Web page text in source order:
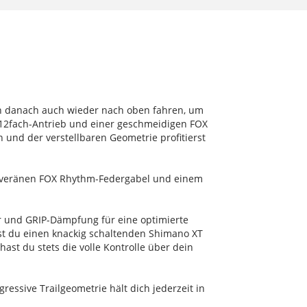
auch wieder nach oben fahren, um
Antrieb und einer geschmeidigen FOX
und der verstellbaren Geometrie profitierst
FOX Rhythm-Federgabel und einem
und GRIP-Dämpfung für eine optimierte
du einen knackig schaltenden Shimano XT
du stets die volle Kontrolle über dein
Trailgeometrie hält dich jederzeit in